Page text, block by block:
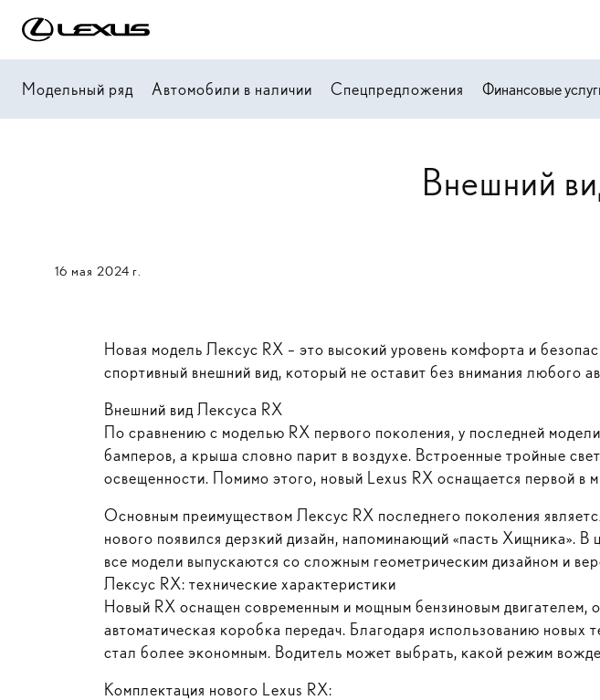
Модельный ряд Автомобили в наличии Спецпредложения Финансовые
Внешний
16 мая 2024 г.
Новая модель Лексус RX – это высокий уровень комфорта и
спортивный внешний вид, который не оставит без внимания любого
Внешний вид Лексуса RX
По сравнению с моделью RX первого поколения, у последней
бамперов, а крыша словно парит в воздухе. Встроенные тройные
освещенности. Помимо этого, новый Lexus RX оснащается первой в
Основным преимуществом Лексус RX последнего поколения
нового появился дерзкий дизайн, напоминающий «пасть Хищника».
все модели выпускаются со сложным геометрическим дизайном и
Лексус RX: технические характеристики
Новый RX оснащен современным и мощным бензиновым
автоматическая коробка передач. Благодаря использованию новых
стал более экономным. Водитель может выбрать, какой режим
Комплектация нового Lexus RX: